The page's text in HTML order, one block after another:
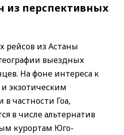
из перспективных
рейсов из Астаны
выездных
На фоне интереса к
экзотическим
частности Гоа,
в числе альтернатив
курортам Юго-